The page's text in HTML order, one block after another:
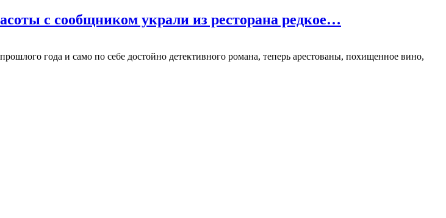
с сообщником украли из ресторана редкое…
года и само по себе достойно детективного романа, теперь арестованы, похищенное вино,